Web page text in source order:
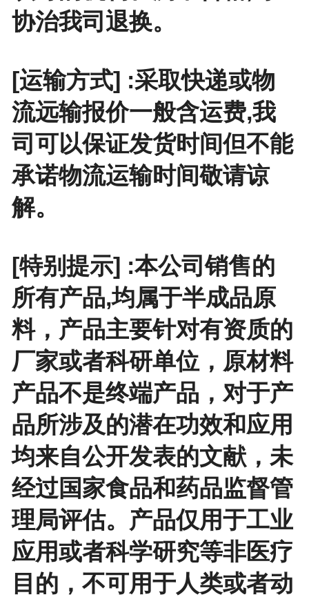
协治我司退换。
[运输方式] :采取快递或物
流远输报价一般含运费,我
司可以保证发货时间但不能
承诺物流运输时间敬请谅
解。
[特别提示] :本公司销售的
所有产品,均属于半成品原
料，产品主要针对有资质的
厂家或者科研单位，原材料
产品不是终端产品，对于产
品所涉及的潜在功效和应用
均来自公开发表的文献，未
经过国家食品和药品监督管
理局评估。产品仅用于工业
应用或者科学研究等非医疗
目的，不可用于人类或者动